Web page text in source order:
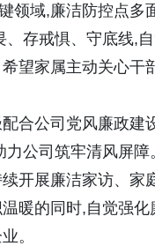
领域,廉洁防控点
存戒惧、守底线,
望家属主动关心
合公司党风廉政
力公司筑牢清风屏障
开展廉洁家访、
暖的同时,自觉强
。